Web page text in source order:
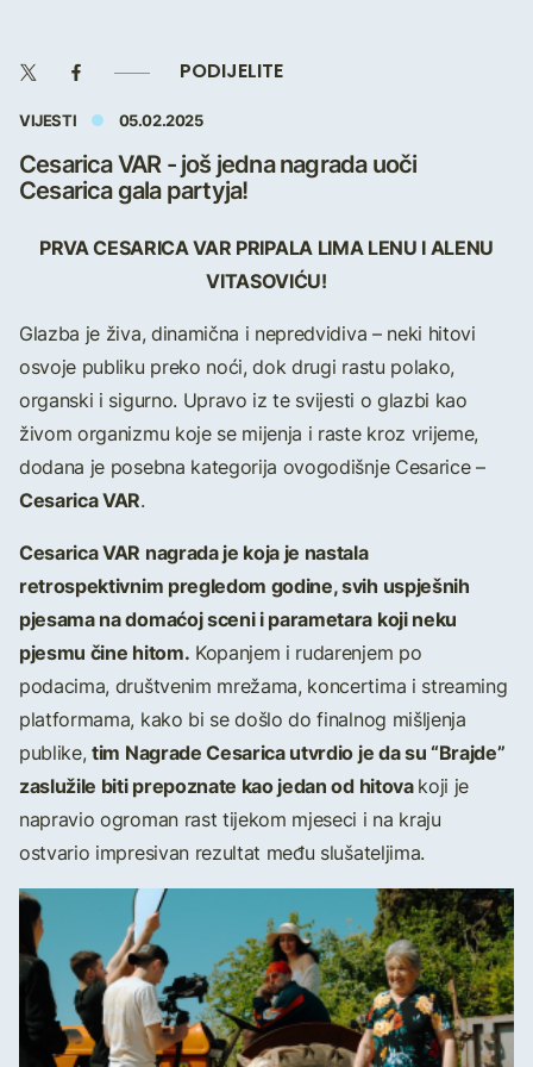
PODIJELITE
VIJESTI 05.02.2025
Cesarica VAR - još jedna nagrada uoči
Cesarica gala partyja!
PRVA CESARICA VAR PRIPALA LIMA LENU I ALENU
VITASOVIĆU!
Glazba je živa, dinamična i nepredvidiva – neki hitovi
osvoje publiku preko noći, dok drugi rastu polako,
organski i sigurno. Upravo iz te svijesti o glazbi kao
živom organizmu koje se mijenja i raste kroz vrijeme,
dodana je posebna kategorija ovogodišnje Cesarice –
Cesarica VAR.
Cesarica VAR nagrada je koja je nastala
retrospektivnim pregledom godine, svih uspješnih
pjesama na domaćoj sceni i parametara koji neku
pjesmu čine hitom. Kopanjem i rudarenjem po
podacima, društvenim mrežama, koncertima i streaming
platformama, kako bi se došlo do finalnog mišljenja
publike,tim Nagrade Cesarica utvrdio je da su “Brajde”
zaslužile biti prepoznate kao jedan od hitovakoji je
napravio ogroman rast tijekom mjeseci i na kraju
ostvario impresivan rezultat među slušateljima.